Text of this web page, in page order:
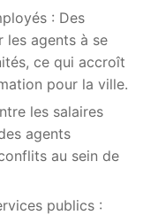
: Des
les agents à se
ce qui accroît
pour la ville.
les salaires
agents
au sein de
publics :